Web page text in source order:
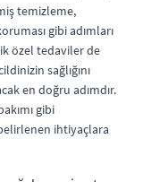
temizleme,
gibi adımları
özel tedaviler de
sağlığını
en doğru adımdır.
gibi
ihtiyaçlara